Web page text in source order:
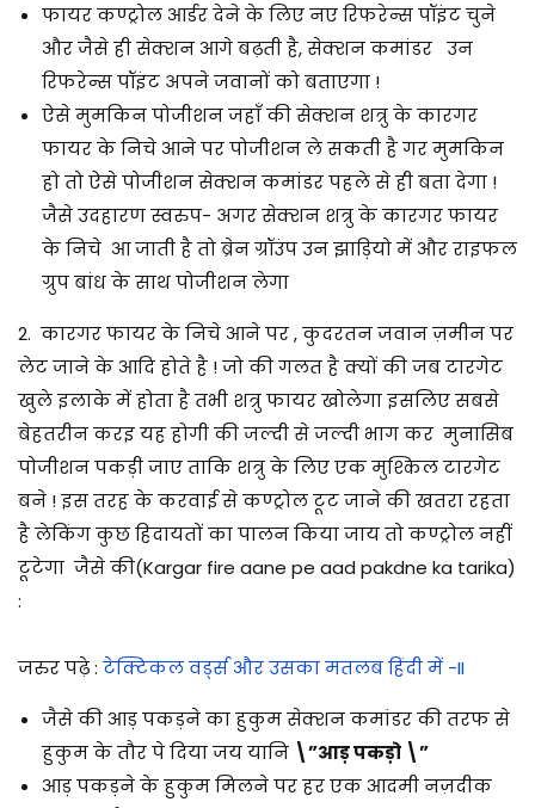
फायर कण्ट्रोल आर्डर देने के लिए नए रिफरेन्स पॉइंट चुने
और जैसे ही सेक्शन आगे बढ़ती है, सेक्शन कमांडर उन
रिफरेन्स पॉइंट अपने जवानों को बताएगा !
ऐसे मुमकिन पोजीशन जहाँ की सेक्शन शत्रु के कारगर
फायर के निचे आने पर पोजीशन ले सकती है गर मुमकिन
हो तो ऐसे पोजीशन सेक्शन कमांडर पहले से ही बता देगा !
जैसे उदहारण स्वरुप- अगर सेक्शन शत्रु के कारगर फायर
के निचे आ जाती है तो ब्रेन ग्रॉउंप उन झाड़ियो में और राइफल
ग्रुप बांध के साथ पोजीशन लेगा
2. कारगर फायर के निचे आने पर , कुदरतन जवान ज़मीन पर
लेट जाने के आदि होते है ! जो की गलत है क्यों की जब टारगेट
खुले इलाके में होता है तभी शत्रु फायर खोलेगा इसलिए सबसे
बेहतरीन करइ यह होगी की जल्दी से जल्दी भाग कर मुनासिब
पोजीशन पकड़ी जाए ताकि शत्रु के लिए एक मुश्किल टारगेट
बने ! इस तरह के करवाई से कण्ट्रोल टूट जाने की खतरा रहता
है लेकिंग कुछ हिदायतों का पालन किया जाय तो कण्ट्रोल नहीं
टूटेगा जैसे की(Kargar fire aane pe aad pakdne ka tarika)
:
जरुर पढ़े : टेक्टिकल वर्ड्स और उसका मतलब हिंदी में -II
जैसे की आड़ पकड़ने का हुकुम सेक्शन कमांडर की तरफ से
हुकुम के तौर पे दिया जय यानि \”आड़ पकड़ो \”
आड़ पकड़ने के हुकुम मिलने पर हर एक आदमी नज़दीक